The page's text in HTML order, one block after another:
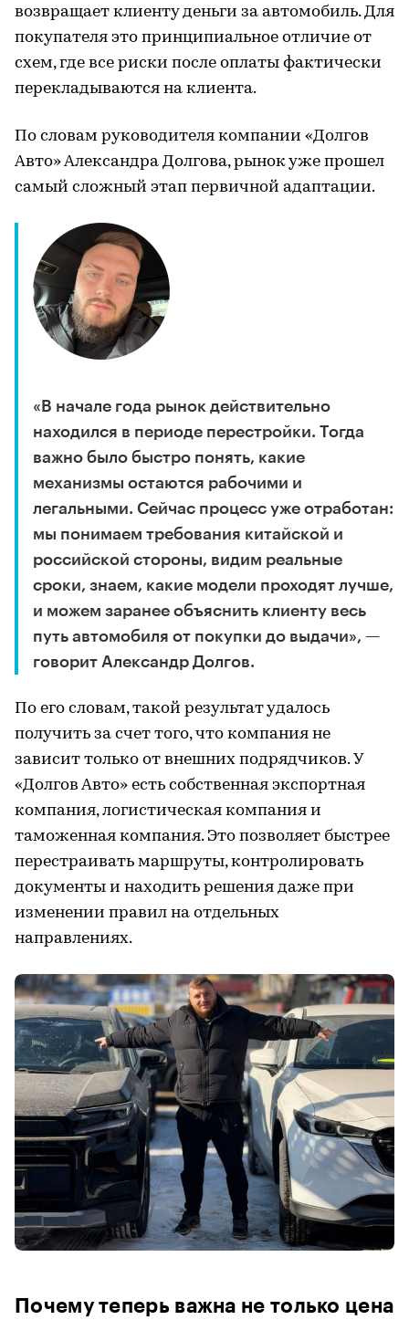
возвращает клиенту деньги за автомобиль. Для
покупателя это принципиальное отличие от
схем, где все риски после оплаты фактически
перекладываются на клиента.
По словам руководителя компании «Долгов
Авто» Александра Долгова, рынок уже прошел
самый сложный этап первичной адаптации.
«В начале года рынок действительно
находился в периоде перестройки. Тогда
важно было быстро понять, какие
механизмы остаются рабочими и
легальными. Сейчас процесс уже отработан:
мы понимаем требования китайской и
российской стороны, видим реальные
сроки, знаем, какие модели проходят лучше,
и можем заранее объяснить клиенту весь
путь автомобиля от покупки до выдачи», —
говорит Александр Долгов.
По его словам, такой результат удалось
получить за счет того, что компания не
зависит только от внешних подрядчиков. У
«Долгов Авто» есть собственная экспортная
компания, логистическая компания и
таможенная компания. Это позволяет быстрее
перестраивать маршруты, контролировать
документы и находить решения даже при
изменении правил на отдельных
направлениях.
Почему теперь важна не только цена